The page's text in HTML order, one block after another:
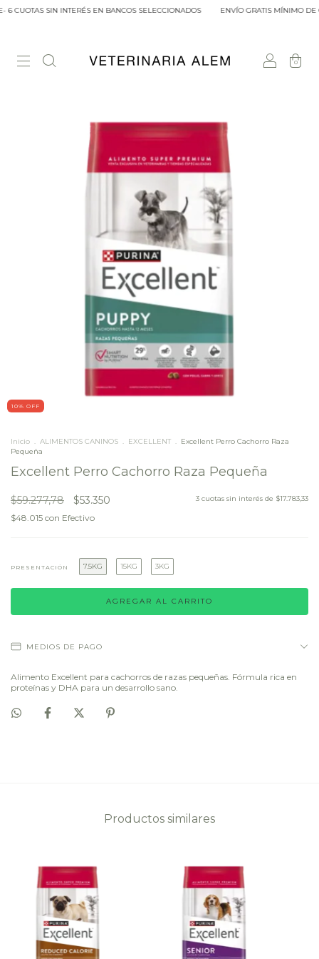
SIN INTERÉS EN BANCOS SELECCIONADOS ENVÍO GRATIS MÍNIMO DE
0
10% OFF
Inicio . ALIMENTOS CANINOS . EXCELLENT . Excellent Perro Cachorro Raza
Pequeña
Excellent Perro Cachorro Raza Pequeña
$59.277,78 $53.350
$48.015 con Efectivo
3 cuotas sin interés de $17.783,33
PRESENTACIÓN 7.5KG 15KG 3KG
MEDIOS DE PAGO
Alimento Excellent para cachorros de razas pequeñas. Fórmula rica en
proteínas y DHA para un desarrollo sano.
Productos similares